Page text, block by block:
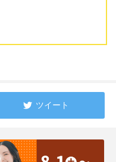
ツイート